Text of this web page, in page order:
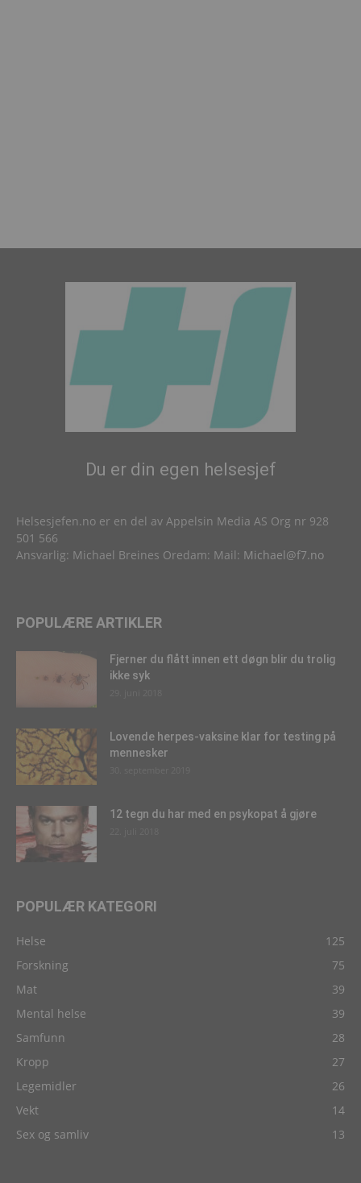
Du er din egen helsesjef
Helsesjefen.no er en del av Appelsin Media AS Org nr 928
501 566
Ansvarlig: Michael Breines Oredam: Mail: Michael@f7.no
POPULÆRE ARTIKLER
Fjerner du flått innen ett døgn blir du trolig
ikke syk
Lovende herpes-vaksine klar for testing på
mennesker
12 tegn du har med en psykopat å gjøre
POPULÆR KATEGORI
Helse
125
Forskning
75
Mat
39
Mental helse
39
Samfunn
28
Kropp
27
Legemidler
26
Vekt
14
Sex og samliv
13